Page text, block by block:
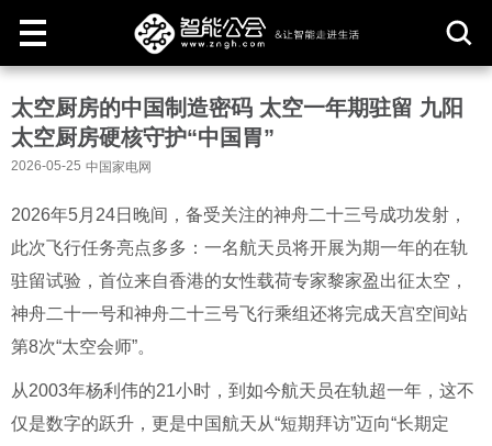
太空厨房的中国制造密码 太空一年期驻留 九阳
太空厨房硬核守护“中国胃”
2026-05-25 中国家电网
2026年5月24日晚间，备受关注的神舟二十三号成功发射，
此次飞行任务亮点多多：一名航天员将开展为期一年的在轨
驻留试验，首位来自香港的女性载荷专家黎家盈出征太空，
神舟二十一号和神舟二十三号飞行乘组还将完成天宫空间站
第8次“太空会师”。
从2003年杨利伟的21小时，到如今航天员在轨超一年，这不
仅是数字的跃升，更是中国航天从“短期拜访”迈向“长期定